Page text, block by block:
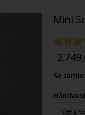
Mini
Se